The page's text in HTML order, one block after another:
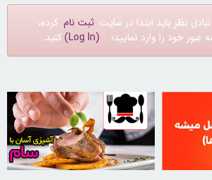
نظر باید ابتدا در سایت ثبت نام کرده،
خود را وارد نمایید؛ (Log In) کنید.
30257633